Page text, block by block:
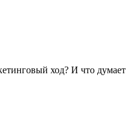
ход? И что думает